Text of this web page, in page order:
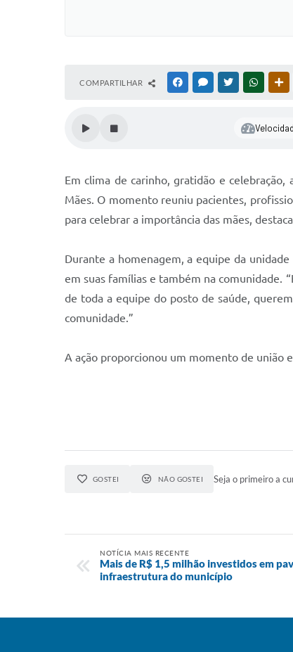
COMPARTILHAR FACEBOOKMESSENGER
TWITTER
Em clima de carinho, gratidão e
Mães. O momento reuniu pacientes,
para celebrar a importância das mães,
Durante a homenagem, a equipe da
em suas famílias e também na comunidade.
de toda a equipe do posto de saúde,
comunidade.”
A ação proporcionou um momento de união
GOSTEI NÃO GOSTEI Seja o primeiro a
NOTÍCIA MAIS RECENTE
Mais de R$ 1,5 milhão investidos em
infraestrutura do município